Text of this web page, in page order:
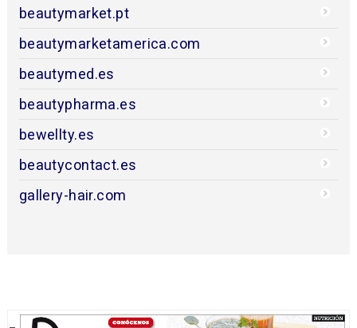
beautymarket.pt
beautymarketamerica.com
beautymed.es
beautypharma.es
bewellty.es
beautycontact.es
gallery-hair.com